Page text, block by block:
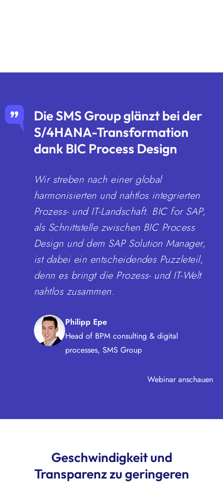
Die SMS Group glänzt bei der
S/4HANA-Transformation
dank BIC Process Design
Wir streben nach einer global
harmonisierten und nahtlos integrierten
Prozess- und IT-Landschaft. BIC for SAP,
als Schnittstelle zwischen BIC Process
Design und dem SAP Solution Manager,
ist dabei ein entscheidendes Puzzleteil,
denn es bringt die Prozess- und IT-Welt
nahtlos zusammen.
Philipp Epe
Head of BPM consulting & digital
processes, SMS Group
Webinar anschauen
Geschwindigkeit und
Transparenz zu geringeren